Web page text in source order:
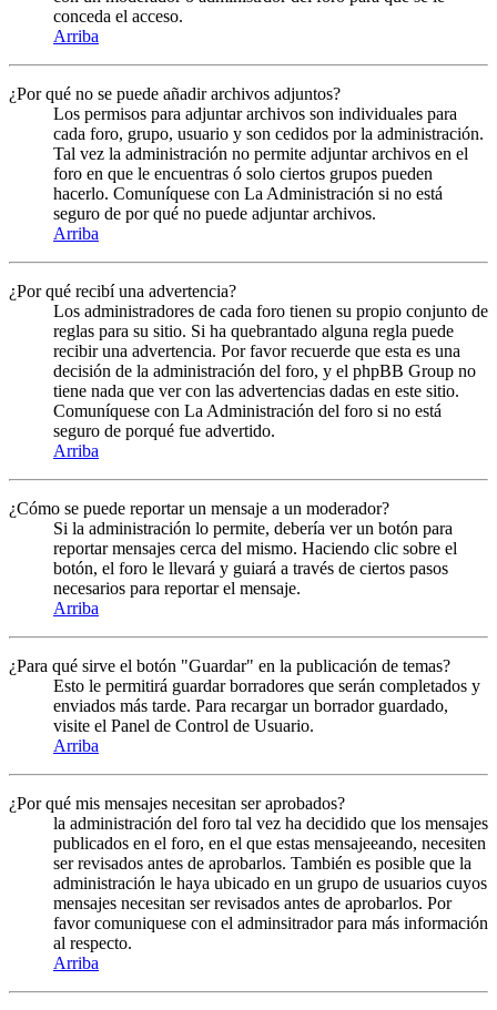
conceda el acceso.
Arriba
¿Por qué no se puede añadir archivos adjuntos?
Los permisos para adjuntar archivos son individuales para
cada foro, grupo, usuario y son cedidos por la administración.
Tal vez la administración no permite adjuntar archivos en el
foro en que le encuentras ó solo ciertos grupos pueden
hacerlo. Comuníquese con La Administración si no está
seguro de por qué no puede adjuntar archivos.
Arriba
¿Por qué recibí una advertencia?
Los administradores de cada foro tienen su propio conjunto de
reglas para su sitio. Si ha quebrantado alguna regla puede
recibir una advertencia. Por favor recuerde que esta es una
decisión de la administración del foro, y el phpBB Group no
tiene nada que ver con las advertencias dadas en este sitio.
Comuníquese con La Administración del foro si no está
seguro de porqué fue advertido.
Arriba
¿Cómo se puede reportar un mensaje a un moderador?
Si la administración lo permite, debería ver un botón para
reportar mensajes cerca del mismo. Haciendo clic sobre el
botón, el foro le llevará y guiará a través de ciertos pasos
necesarios para reportar el mensaje.
Arriba
¿Para qué sirve el botón "Guardar" en la publicación de temas?
Esto le permitirá guardar borradores que serán completados y
enviados más tarde. Para recargar un borrador guardado,
visite el Panel de Control de Usuario.
Arriba
¿Por qué mis mensajes necesitan ser aprobados?
la administración del foro tal vez ha decidido que los mensajes
publicados en el foro, en el que estas mensajeeando, necesiten
ser revisados antes de aprobarlos. También es posible que la
administración le haya ubicado en un grupo de usuarios cuyos
mensajes necesitan ser revisados antes de aprobarlos. Por
favor comuniquese con el adminsitrador para más información
al respecto.
Arriba